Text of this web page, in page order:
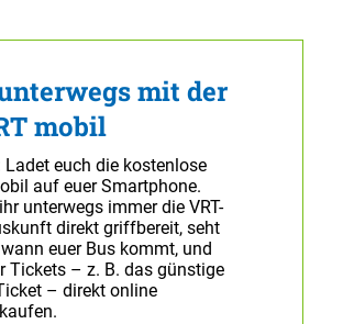
mit der
mobil
Ladet euch die kostenlose
auf euer Smartphone.
unterwegs immer die VRT-
direkt griffbereit, seht
euer Bus kommt, und
Tickets – z. B. das günstige
– direkt online